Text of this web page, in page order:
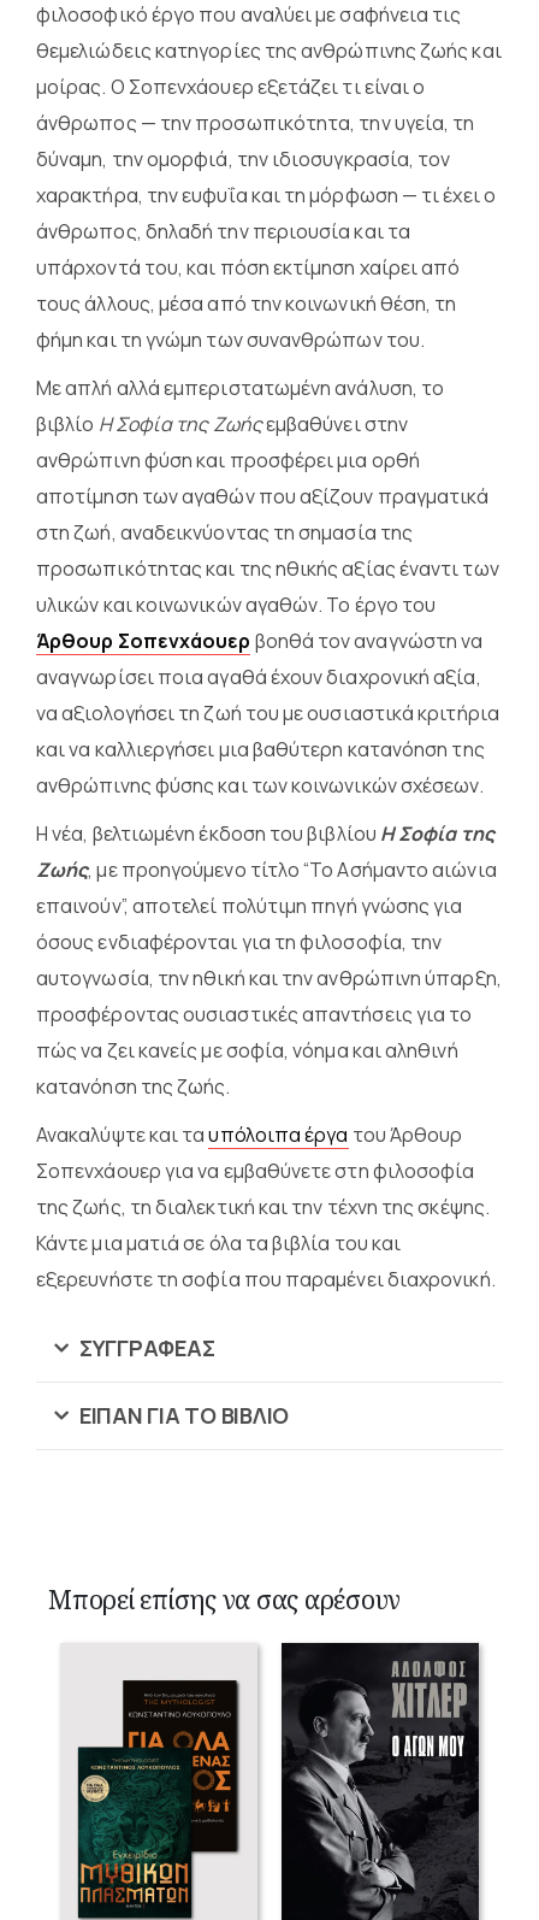
φιλοσοφικό έργο που αναλύει με σαφήνεια τις
θεμελιώδεις κατηγορίες της ανθρώπινης ζωής και
μοίρας. Ο Σοπενχάουερ εξετάζει τι είναι ο
άνθρωπος — την προσωπικότητα, την υγεία, τη
δύναμη, την ομορφιά, την ιδιοσυγκρασία, τον
χαρακτήρα, την ευφυΐα και τη μόρφωση — τι έχει ο
άνθρωπος, δηλαδή την περιουσία και τα
υπάρχοντά του, και πόση εκτίμηση χαίρει από
τους άλλους, μέσα από την κοινωνική θέση, τη
φήμη και τη γνώμη των συνανθρώπων του.
Με απλή αλλά εμπεριστατωμένη ανάλυση, το
βιβλίο Η Σοφία της Ζωήςεμβαθύνει στην
ανθρώπινη φύση και προσφέρει μια ορθή
αποτίμηση των αγαθών που αξίζουν πραγματικά
στη ζωή, αναδεικνύοντας τη σημασία της
προσωπικότητας και της ηθικής αξίας έναντι των
υλικών και κοινωνικών αγαθών. Το έργο του
Άρθουρ Σοπενχάουερ βοηθά τον αναγνώστη να
αναγνωρίσει ποια αγαθά έχουν διαχρονική αξία,
να αξιολογήσει τη ζωή του με ουσιαστικά κριτήρια
και να καλλιεργήσει μια βαθύτερη κατανόηση της
ανθρώπινης φύσης και των κοινωνικών σχέσεων.
Η νέα, βελτιωμένη έκδοση του βιβλίου Η Σοφία της
Ζωής, με προηγούμενο τίτλο “Το Ασήμαντο αιώνια
επαινούν”, αποτελεί πολύτιμη πηγή γνώσης για
όσους ενδιαφέρονται για τη φιλοσοφία, την
αυτογνωσία, την ηθική και την ανθρώπινη ύπαρξη,
προσφέροντας ουσιαστικές απαντήσεις για το
πώς να ζει κανείς με σοφία, νόημα και αληθινή
κατανόηση της ζωής.
Ανακαλύψτε και ταυπόλοιπα έργα του Άρθουρ
Σοπενχάουερ για να εμβαθύνετε στη φιλοσοφία
της ζωής, τη διαλεκτική και την τέχνη της σκέψης.
Κάντε μια ματιά σε όλα τα βιβλία του και
εξερευνήστε τη σοφία που παραμένει διαχρονική.
ΣΥΓΓΡΑΦΈΑΣ
ΕΙΠΑΝ ΓΙΑ ΤΟ ΒΙΒΛΙΟ
Μπορεί επίσης να σας αρέσουν